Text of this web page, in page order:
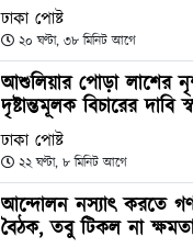
ঢাকা পোষ্ট
২০ ঘণ্টা, ৩৮ মিনিট আগে
আশুলিয়ার পোড়া লাশের
দৃষ্টান্তমূলক বিচারের দাবি
ঢাকা পোষ্ট
২২ ঘণ্টা, ৮ মিনিট আগে
আন্দোলন নস্যাৎ করতে
বৈঠক, তবু টিকল না